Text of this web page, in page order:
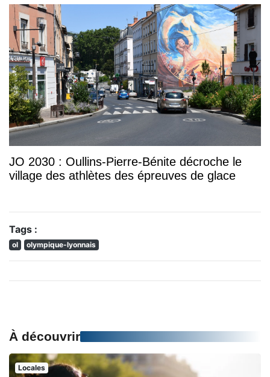
JO 2030 : Oullins-Pierre-Bénite décroche le
village des athlètes des épreuves de glace
Tags :
ol olympique-lyonnais
À découvrir
Locales